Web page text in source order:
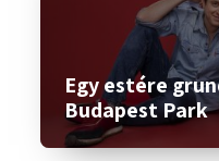
Egy estére
Budapest Park